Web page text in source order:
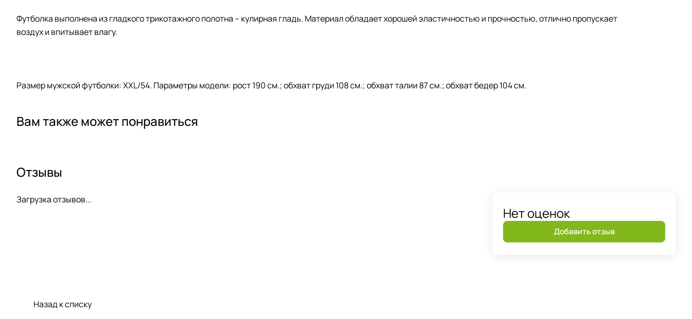
Футболка выполнена из гладкого трикотажного полотна – кулирная гладь. Материал обладает хорошей эластичностью и прочностью, отлично пропускает
воздух и впитывает влагу.
Размер мужской футболки: XXL/54. Параметры модели: рост 190 см.; обхват груди 108 см.; обхват талии 87 см.; обхват бедер 104 см.
Вам также может понравиться
Отзывы
Загрузка отзывов...
Нет оценок
Добавить отзыв
Назад к списку